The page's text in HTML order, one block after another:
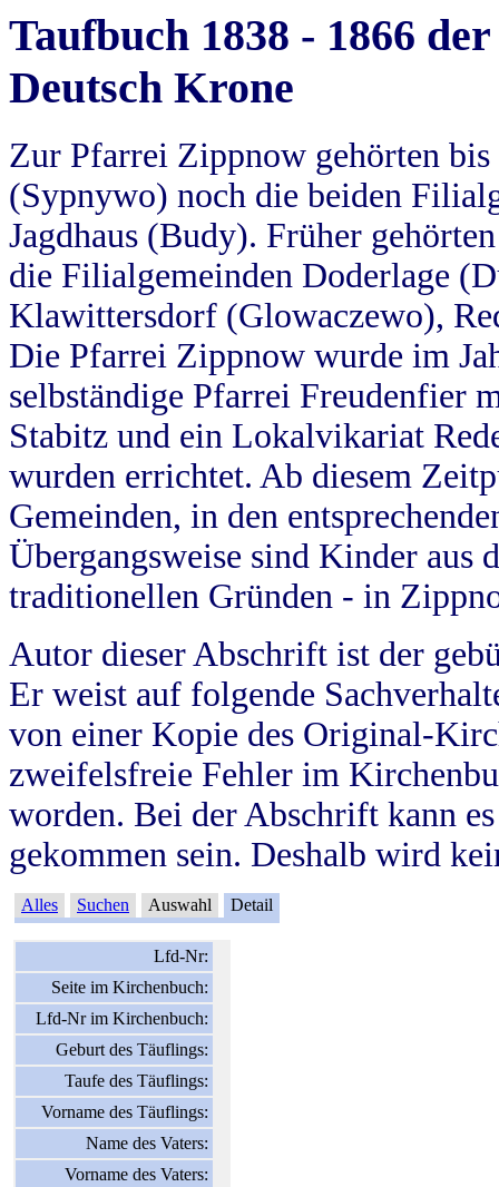
Taufbuch 1838 - 1866
Deutsch Krone
Zur Pfarrei Zippnow gehörten
(Sypnywo) noch die beiden
Jagdhaus (Budy). Früher
die Filialgemeinden Doderlage
Klawittersdorf (Glowaczewo),
Die Pfarrei Zippnow wurde im
selbständige Pfarrei Freudenfier
Stabitz und ein Lokalvikariat
wurden errichtet. Ab diesem
Gemeinden, in den
Übergangsweise sind Kinder aus
traditionellen Gründen - in
Autor dieser Abschrift ist der
Er weist auf folgende
von einer Kopie des Original-
zweifelsfreie Fehler im
worden. Bei der Abschrift kann
gekommen sein. Deshalb wird
Alles Suchen Auswahl Detail
Lfd-Nr:
Seite im Kirchenbuch:
Lfd-Nr im Kirchenbuch:
Geburt des Täuflings:
Taufe des Täuflings:
Vorname des Täuflings:
Name des Vaters:
Vorname des Vaters: